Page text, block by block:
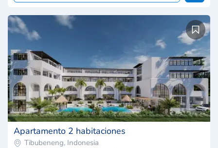
Apartamento 2 habitaciones
Tibubeneng, Indonesia